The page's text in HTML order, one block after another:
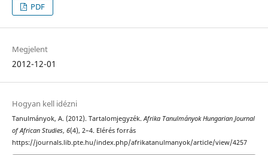
PDF
Megjelent
2012-12-01
Hogyan kell idézni
Tanulmányok, A. (2012). Tartalomjegyzék. Afrika Tanulmányok Hungarian Journal
of African Studies, 6(4), 2–4. Elérés forrás
https://journals.lib.pte.hu/index.php/afrikatanulmanyok/article/view/4257